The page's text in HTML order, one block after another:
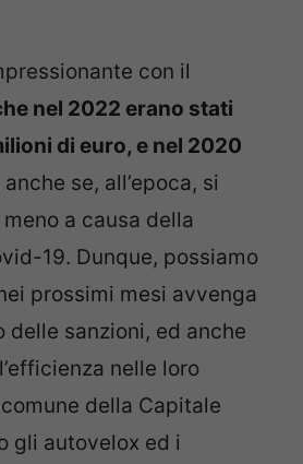
con il
nel 2022 erano stati
di euro, e nel 2020
anche se, all’epoca, si
a causa della
19. Dunque, possiamo
prossimi mesi avvenga
delle sanzioni, ed anche
nelle loro
della Capitale
gli autovelox ed i